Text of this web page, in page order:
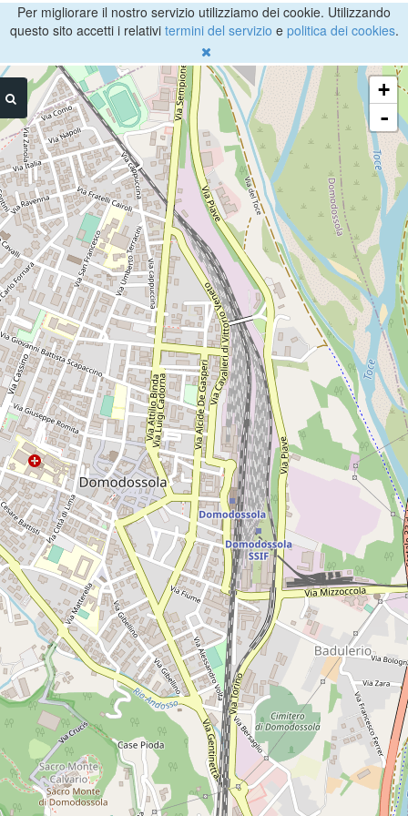
Per migliorare il nostro servizio utilizziamo dei cookie. Utilizzando
questo sito accetti i relativi termini del servizio e politica dei cookies.
+
-